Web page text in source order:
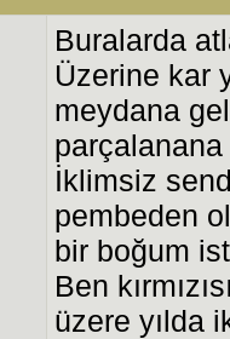
Buralarda
Üzerine kar
meydana
parçalanana
İklimsiz
pembeden
bir boğum
Ben
üzere yılda